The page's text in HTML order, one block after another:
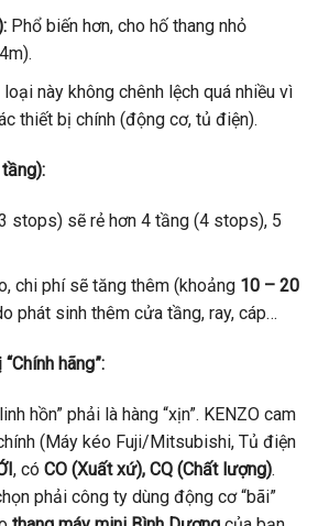
Phổ biến hơn, cho hố thang nhỏ
này không chênh lệch quá nhiều vì
thiết bị chính (động cơ, tủ điện).
stops) sẽ rẻ hơn 4 tầng (4 stops), 5
chi phí sẽ tăng thêm (khoảng 10 – 20
phát sinh thêm cửa tầng, ray, cáp…
hãng”:
hồn” phải là hàng “xịn”. KENZO cam
(Máy kéo Fuji/Mitsubishi, Tủ điện
, có CO (Xuất xứ), CQ (Chất lượng).
phải công ty dùng động cơ “bãi”